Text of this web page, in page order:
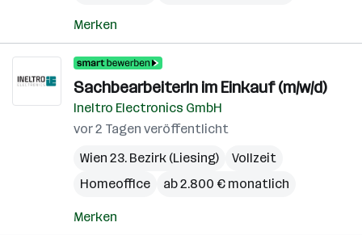
Merken
SachbearbeiterIn im Einkauf (m/w/d)
Ineltro Electronics GmbH
vor 2 Tagen veröffentlicht
Wien 23. Bezirk (Liesing)
Vollzeit
Homeoffice
ab 2.800 € monatlich
Merken